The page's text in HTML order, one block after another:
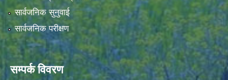
सार्वजनिक सुनुवाई
सार्वजनिक परीक्षण
सम्पर्क विवरण